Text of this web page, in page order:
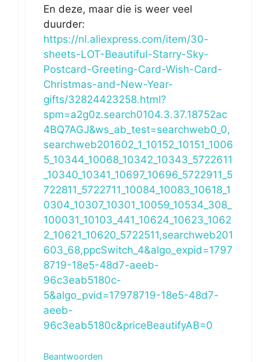
En deze, maar die is weer veel
duurder:
https://nl.aliexpress.com/item/30-
sheets-LOT-Beautiful-Starry-Sky-
Postcard-Greeting-Card-Wish-Card-
Christmas-and-New-Year-
gifts/32824423258.html?
spm=a2g0z.search0104.3.37.18752ac
4BQ7AGJ&ws_ab_test=searchweb0_0,
searchweb201602_1_10152_10151_1006
5_10344_10068_10342_10343_5722611
_10340_10341_10697_10696_5722911_5
722811_5722711_10084_10083_10618_1
0304_10307_10301_10059_10534_308_
100031_10103_441_10624_10623_1062
2_10621_10620_5722511,searchweb201
603_68,ppcSwitch_4&algo_expid=1797
8719-18e5-48d7-aeeb-
96c3eab5180c-
5&algo_pvid=17978719-18e5-48d7-
aeeb-
96c3eab5180c&priceBeautifyAB=0
Beantwoorden